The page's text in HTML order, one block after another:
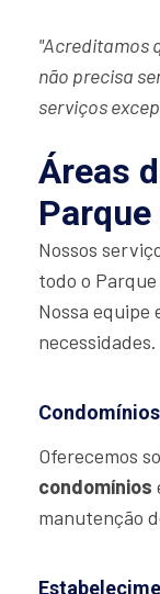
"Acreditamos
não precisa
serviços
Áreas
Nossos
todo o
Nossa
necessidades.
Oferecemos
condomínios
manutenção